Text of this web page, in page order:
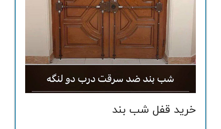
خرید قفل شب بند